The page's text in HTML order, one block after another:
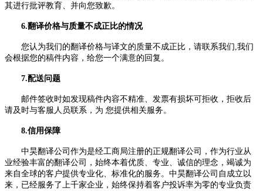
其进行批评教育、并向您致歉。
6.翻译价格与质量不成正比的情况
您认为我们的翻译价格与译文的质量不成正比，请联系我们,我们
会根据您的稿件内容，给您一个满意的回复。
7.配送问题
邮件签收时如发现稿件内容不精准、发票有损坏可拒收，拒收后
请及时与客服人员联系，为 您提供相关服务。
8.信用保障
中昊翻译公司作为是经工商局注册的正规翻译公司，作为行业从
业经验丰富的翻译公司，始终本着优质、专业、诚信的理念，竭诚为
来自全球的客户提供专业化、标准化的服务。中昊翻译公司自成立以
来，已经服务了上千家企业，始终保持着客户投诉率为零的专业负责